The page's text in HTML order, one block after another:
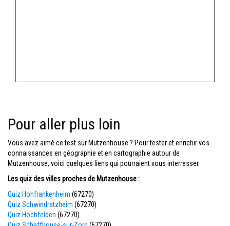
Pour aller plus loin
Vous avez aimé ce test sur Mutzenhouse ? Pour tester et enrichir vos
connaissances en géographie et en cartographie autour de
Mutzenhouse, voici quelques liens qui pourraient vous interresser.
Les quiz des villes proches de Mutzenhouse :
Quiz Hohfrankenheim (67270)
Quiz Schwindratzheim (67270)
Quiz Hochfelden (67270)